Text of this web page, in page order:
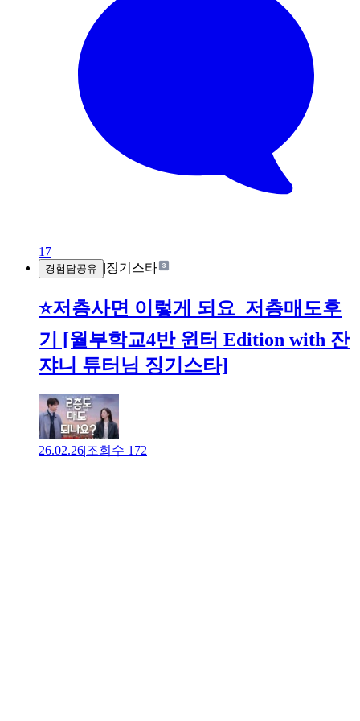
17
경험담공유 |징기스타
⭐️저층사면 이렇게 되요_저층매도후
기 [월부학교4반 윈터 Edition with 잔
쟈니 튜터님 징기스타]
26.02.26|조회수 172